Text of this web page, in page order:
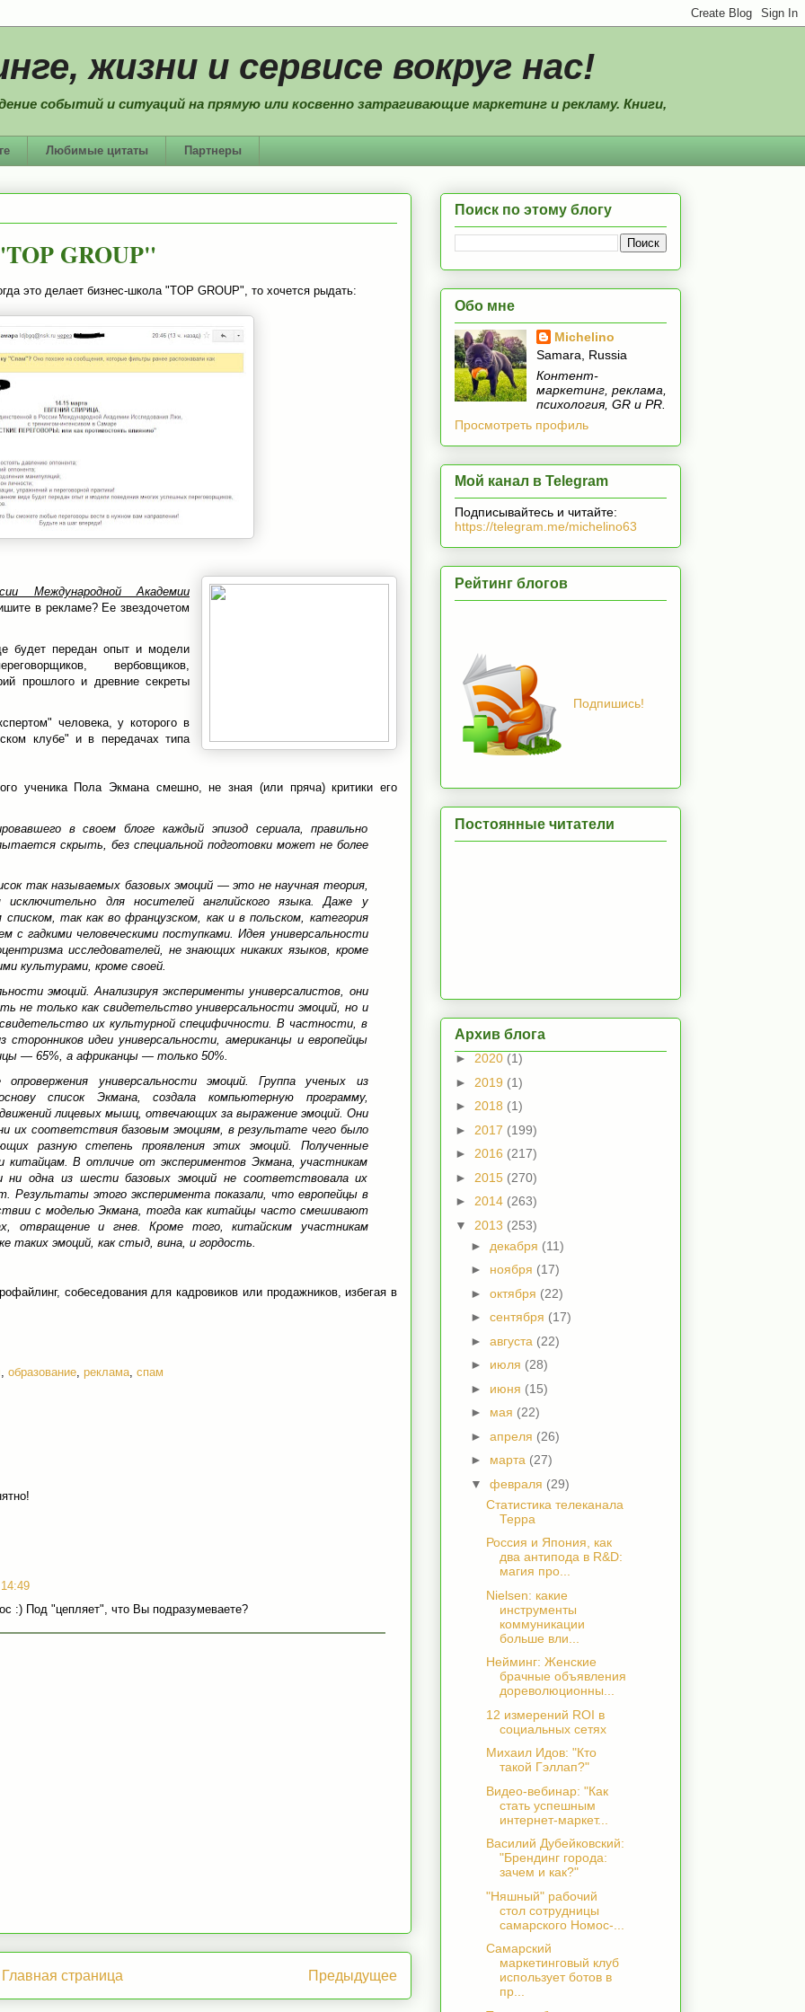
жизни и сервисе вокруг нас!
событий и ситуаций на прямую или косвенно затрагивающие маркетинг и рекламу. Книги,
Любимые цитаты Партнеры
GROUP"
это делает бизнес-школа "TOP GROUP", то хочется рыдать:
Международной Академии
в рекламе? Ее звездочетом
будет передан опыт и модели
вербовщиков,
прошлого и древние секреты
человека, у которого в
клубе" и в передачах типа
ученика Пола Экмана смешно, не зная (или пряча) критики его
в своем блоге каждый эпизод сериала, правильно
скрыть, без специальной подготовки может не более
так называемых базовых эмоций — это не научная теория,
исключительно для носителей английского языка. Даже у
так как во французском, как и в польском, категория
с гадкими человеческими поступками. Идея универсальности
исследователей, не знающих никаких языков, кроме
культурами, кроме своей.
эмоций. Анализируя эксперименты универсалистов, они
не только как свидетельство универсальности эмоций, но и
их культурной специфичности. В частности, в
сторонников идеи универсальности, американцы и европейцы
— 65%, а африканцы — только 50%.
опровержения универсальности эмоций. Группа ученых из
список Экмана, создала компьютерную программу,
лицевых мышц, отвечающих за выражение эмоций. Они
их соответствия базовым эмоциям, в результате чего было
разную степень проявления этих эмоций. Полученные
и китайцам. В отличие от экспериментов Экмана, участникам
ни одна из шести базовых эмоций не соответствовала их
Результаты этого эксперимента показали, что европейцы в
с моделью Экмана, тогда как китайцы часто смешивают
отвращение и гнев. Кроме того, китайским участникам
таких эмоций, как стыд, вина, и гордость.
собеседования для кадровиков или продажников, избегая в
, образование, реклама, спам
:) Под "цепляет", что Вы подразумеваете?
Предыдущее
Главная страница
Поиск по этому блогу
Обо мне
Michelino
Samara, Russia
Контент-
маркетинг, реклама,
психология, GR и PR.
Просмотреть профиль
Мой канал в Telegram
Подписывайтесь и читайте:
https://telegram.me/michelino63
Рейтинг блогов
Подпишись!
Постоянные читатели
Архив блога
► 2020 (1)
► 2019 (1)
► 2018 (1)
► 2017 (199)
► 2016 (217)
► 2015 (270)
► 2014 (263)
▼ 2013 (253)
► декабря (11)
► ноября (17)
► октября (22)
► сентября (17)
► августа (22)
► июля (28)
► июня (15)
► мая (22)
► апреля (26)
► марта (27)
▼ февраля (29)
Статистика телеканала
Терра
Россия и Япония, как
два антипода в R&D:
магия про...
Nielsen: какие
инструменты
коммуникации
больше вли...
Нейминг: Женские
брачные объявления
дореволюционны...
12 измерений ROI в
социальных сетях
Михаил Идов: "Кто
такой Гэллап?"
Видео-вебинар: "Как
стать успешным
интернет-маркет...
Василий Дубейковский:
"Брендинг города:
зачем и как?"
"Няшный" рабочий
стол сотрудницы
самарского Номос-...
Самарский
маркетинговый клуб
использует ботов в
пр...